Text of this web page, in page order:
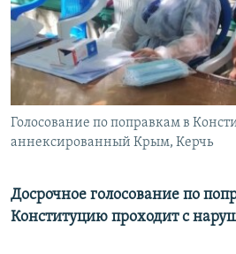
СОЦИАЛЬНЫЕ СЕТИ
Все сайты РСЕ/РС
Голосование по поправкам в
аннексированный Крым, Керчь
Досрочное голосование по
Конституцию проходит с